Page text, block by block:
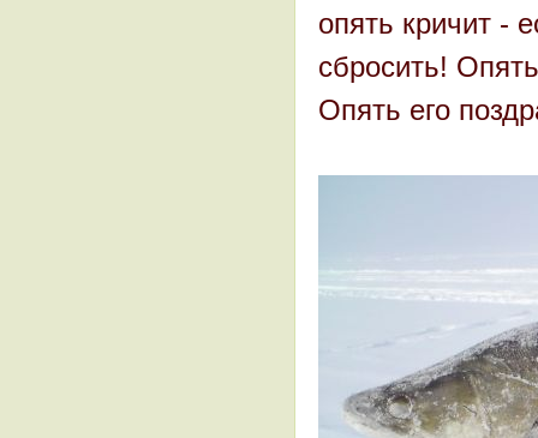
опять кричит -
сбросить!
Опять его